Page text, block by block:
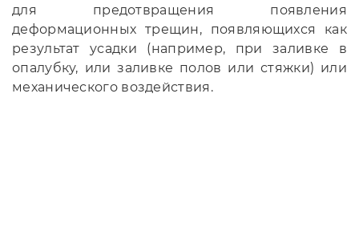
для предотвращения появления
деформационных трещин, появляющихся как
результат усадки (например, при заливке в
опалубку, или заливке полов или стяжки) или
механического воздействия.